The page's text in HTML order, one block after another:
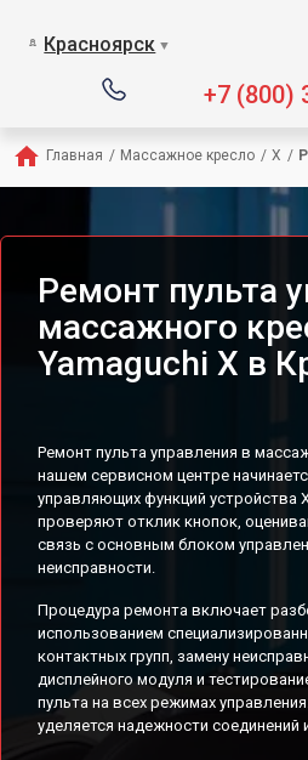
Красноярск ▼
+7 (800)
Главная / Массажное кресло / X /
Ремонт пульта
массажного
Yamaguchi X в
Ремонт пульта управления в
нашем сервисном центре
управляющих функций устройства
проверяют отклик кнопок,
связь с основным блоком
неисправности.
Процедура ремонта включает
использованием
контактных групп, замену
дисплейного модуля и
пульта на всех режимах
уделяется надежности соединений